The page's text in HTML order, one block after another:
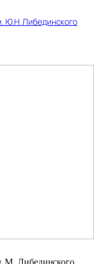
Ю.Н. Либединского
М. Либединского